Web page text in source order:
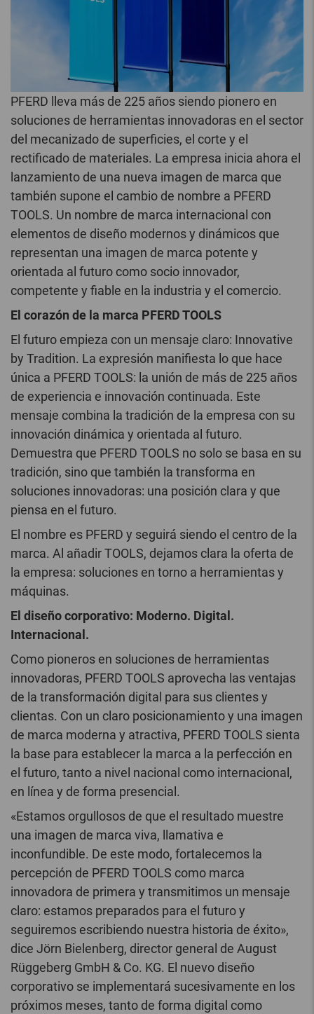
PFERD lleva más de 225 años siendo pionero en
soluciones de herramientas innovadoras en el sector
del mecanizado de superficies, el corte y el
rectificado de materiales. La empresa inicia ahora el
lanzamiento de una nueva imagen de marca que
también supone el cambio de nombre a PFERD
TOOLS. Un nombre de marca internacional con
elementos de diseño modernos y dinámicos que
representan una imagen de marca potente y
orientada al futuro como socio innovador,
competente y fiable en la industria y el comercio.
El corazón de la marca PFERD TOOLS
El futuro empieza con un mensaje claro: Innovative
by Tradition. La expresión manifiesta lo que hace
única a PFERD TOOLS: la unión de más de 225 años
de experiencia e innovación continuada. Este
mensaje combina la tradición de la empresa con su
innovación dinámica y orientada al futuro.
Demuestra que PFERD TOOLS no solo se basa en su
tradición, sino que también la transforma en
soluciones innovadoras: una posición clara y que
piensa en el futuro.
El nombre es PFERD y seguirá siendo el centro de la
marca. Al añadir TOOLS, dejamos clara la oferta de
la empresa: soluciones en torno a herramientas y
máquinas.
El diseño corporativo: Moderno. Digital.
Internacional.
Como pioneros en soluciones de herramientas
innovadoras, PFERD TOOLS aprovecha las ventajas
de la transformación digital para sus clientes y
clientas. Con un claro posicionamiento y una imagen
de marca moderna y atractiva, PFERD TOOLS sienta
la base para establecer la marca a la perfección en
el futuro, tanto a nivel nacional como internacional,
en línea y de forma presencial.
«Estamos orgullosos de que el resultado muestre
una imagen de marca viva, llamativa e
inconfundible. De este modo, fortalecemos la
percepción de PFERD TOOLS como marca
innovadora de primera y transmitimos un mensaje
claro: estamos preparados para el futuro y
seguiremos escribiendo nuestra historia de éxito»,
dice Jörn Bielenberg, director general de August
Rüggeberg GmbH & Co. KG. El nuevo diseño
corporativo se implementará sucesivamente en los
próximos meses, tanto de forma digital como